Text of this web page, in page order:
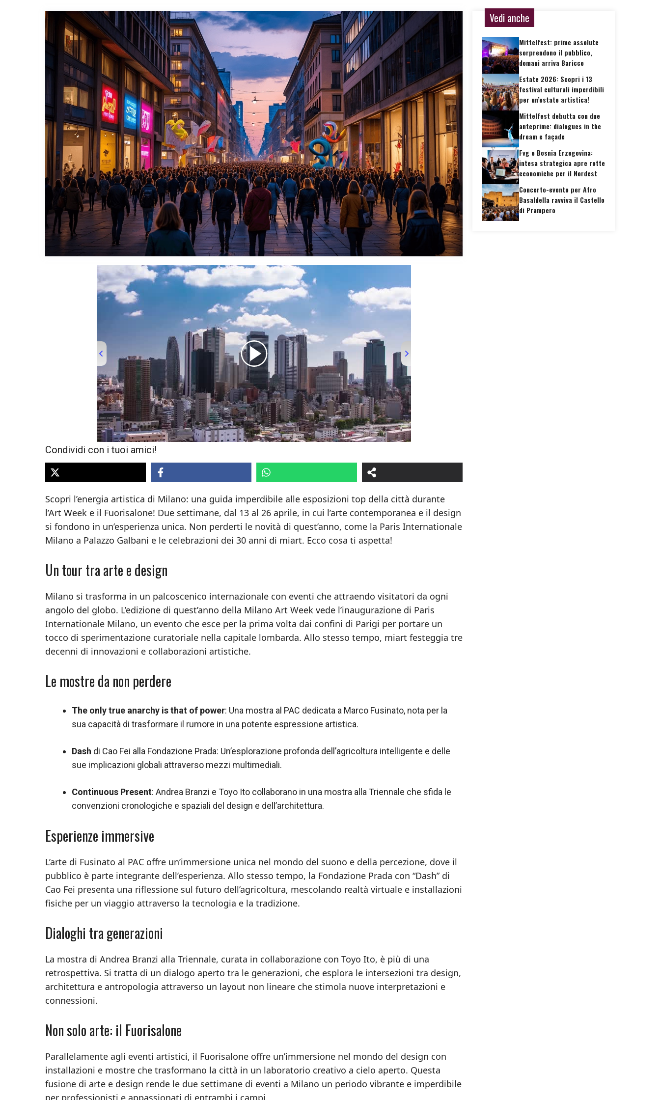
00:00/01:39 TRUVID PLACES TO VISIT IN JAPAN
Condividi con i tuoi amici!
Scopri l’energia artistica di Milano: una guida imperdibile alle esposizioni top della città durante
l’Art Week e il Fuorisalone! Due settimane, dal 13 al 26 aprile, in cui l’arte contemporanea e il design
si fondono in un’esperienza unica. Non perderti le novità di quest’anno, come la Paris Internationale
Milano a Palazzo Galbani e le celebrazioni dei 30 anni di miart. Ecco cosa ti aspetta!
Un tour tra arte e design
Milano si trasforma in un palcoscenico internazionale con eventi che attraendo visitatori da ogni
angolo del globo. L’edizione di quest’anno della Milano Art Week vede l’inaugurazione di Paris
Internationale Milano, un evento che esce per la prima volta dai confini di Parigi per portare un
tocco di sperimentazione curatoriale nella capitale lombarda. Allo stesso tempo, miart festeggia tre
decenni di innovazioni e collaborazioni artistiche.
Le mostre da non perdere
The only true anarchy is that of power: Una mostra al PAC dedicata a Marco Fusinato, nota per la
sua capacità di trasformare il rumore in una potente espressione artistica.
Dash di Cao Fei alla Fondazione Prada: Un’esplorazione profonda dell’agricoltura intelligente e delle
sue implicazioni globali attraverso mezzi multimediali.
Continuous Present: Andrea Branzi e Toyo Ito collaborano in una mostra alla Triennale che sfida le
convenzioni cronologiche e spaziali del design e dell’architettura.
Esperienze immersive
L’arte di Fusinato al PAC offre un’immersione unica nel mondo del suono e della percezione, dove il
pubblico è parte integrante dell’esperienza. Allo stesso tempo, la Fondazione Prada con “Dash” di
Cao Fei presenta una riflessione sul futuro dell’agricoltura, mescolando realtà virtuale e installazioni
fisiche per un viaggio attraverso la tecnologia e la tradizione.
Dialoghi tra generazioni
La mostra di Andrea Branzi alla Triennale, curata in collaborazione con Toyo Ito, è più di una
retrospettiva. Si tratta di un dialogo aperto tra le generazioni, che esplora le intersezioni tra design,
architettura e antropologia attraverso un layout non lineare che stimola nuove interpretazioni e
connessioni.
Non solo arte: il Fuorisalone
Parallelamente agli eventi artistici, il Fuorisalone offre un’immersione nel mondo del design con
installazioni e mostre che trasformano la città in un laboratorio creativo a cielo aperto. Questa
fusione di arte e design rende le due settimane di eventi a Milano un periodo vibrante e imperdibile
per professionisti e appassionati di entrambi i campi.
Vedi anche
Mittelfest: prime assolute
sorprendono il pubblico,
domani arriva Baricco
Estate 2026: Scopri i 13
festival culturali imperdibili
per un’estate artistica!
Mittelfest debutta con due
anteprime: dialogues in the
dream e façade
Fvg e Bosnia Erzegovina:
intesa strategica apre rotte
economiche per il Nordest
Concerto-evento per Afro
Basaldella ravviva il Castello
di Prampero